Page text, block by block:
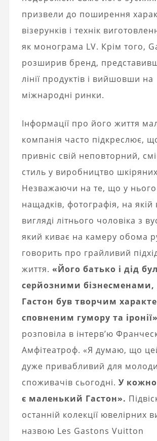
призвели до поширення
візерунків і технік
як монограма LV. Крім того,
розширив бренд,
лінії продуктів і вийшовши на
міжнародні ринки.
Інформації про його життя
компанія часто підкреслює,
привніс свій неповторний,
стиль у виробництво
Незважаючи на те, що у
нащадків, фотографія, на якій
вигляді літнього чоловіка з
який киває на камеру обома
говорить про грайливий
життя. «Його батько і дід
серйозними бізнесменами,
Гастон був творчим
сповненим гумору та
розповіла в інтерв’ю
Амфітеатроф. «Я думаю, що
дуже привабливий для
споживачів сьогодні. У
є маленький Гастон».
останній колекції ювелірних
назвою Les Gastons Vuitton